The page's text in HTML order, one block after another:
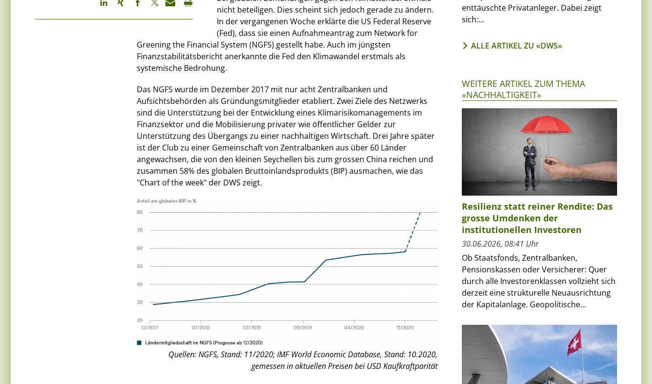
nicht beteiligen. Dies scheint sich jedoch gerade zu ändern.
In der vergangenen Woche erklärte die US Federal Reserve
(Fed), dass sie einen Aufnahmeantrag zum Network for
Greening the Financial System (NGFS) gestellt habe. Auch im jüngsten
Finanzstabilitätsbericht anerkannte die Fed den Klimawandel erstmals als
systemische Bedrohung.
Das NGFS wurde im Dezember 2017 mit nur acht Zentralbanken und
Aufsichtsbehörden als Gründungsmitglieder etabliert. Zwei Ziele des Netzwerks
sind die Unterstützung bei der Entwicklung eines Klimarisikomanagements im
Finanzsektor und die Mobilisierung privater wie öffentlicher Gelder zur
Unterstützung des Übergangs zu einer nachhaltigen Wirtschaft. Drei Jahre später
ist der Club zu einer Gemeinschaft von Zentralbanken aus über 60 Länder
angewachsen, die von den kleinen Seychellen bis zum grossen China reichen und
zusammen 58% des globalen Bruttoinlandsprodukts (BIP) ausmachen, wie das
"Chart of the week" der DWS zeigt.
Quellen: NGFS, Stand: 11/2020; IMF World Economic Database, Stand: 10.2020,
gemessen in aktuellen Preisen bei USD Kaufkraftparität
enttäuschte Privatanleger. Dabei zeigt
sich:...
ALLE ARTIKEL ZU «DWS»
WEITERE ARTIKEL ZUM THEMA
«NACHHALTIGKEIT»
Resilienz statt reiner Rendite: Das
grosse Umdenken der
institutionellen Investoren
30.06.2026, 08:41 Uhr
Ob Staatsfonds, Zentralbanken,
Pensionskassen oder Versicherer: Quer
durch alle Investorenklassen vollzieht sich
derzeit eine strukturelle Neuausrichtung
der Kapitalanlage. Geopolitische...